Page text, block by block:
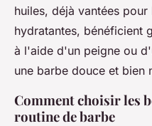
huiles, déjà vantées
hydratantes, bénéficient
à l'aide d'un peigne ou
une barbe douce et bien
Comment choisir les
routine de barbe